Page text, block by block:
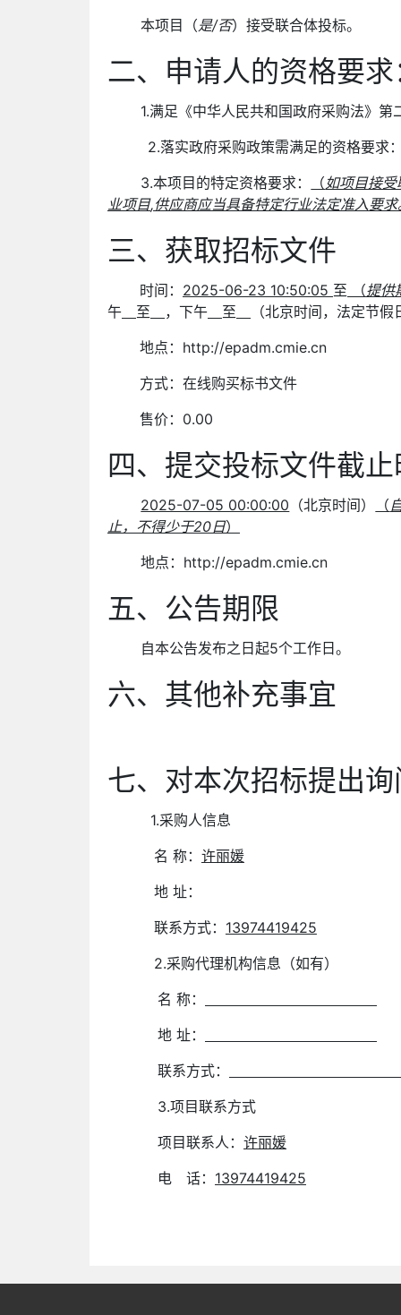
本项目（是/否）接受联合体投标。
二、申请人的资格要求
1.满足《中华人民共和国政府采购法》第
2.落实政府采购政策需满足的资格要求
3.本项目的特定资格要求：
（如项目接
业项目,供应商应当具备特定行业法定准入要求
三、获取招标文件
时间： 2025-06-23 10:50:05 至 （提供
午
至 ，下午 至
（北京时间，法定节假
地点： http://epadm.cmie.cn
方式：在线购买标书文件
售价： 0.00
四、提交投标文件截
2025-07-05 00:00:00 （北京时间） （
止，不得少于20日）
地点： http://epadm.cmie.cn
五、公告期限
自本公告发布之日起5个工作日。
六、其他补充事宜
七、对本次招标提出
1.采购人信息
名 称： 许丽媛
地 址：
联系方式： 13974419425
2.采购代理机构信息（如有）
名 称：
地 址：
联系方式：
3.项目联系方式
项目联系人： 许丽媛
电 话： 13974419425